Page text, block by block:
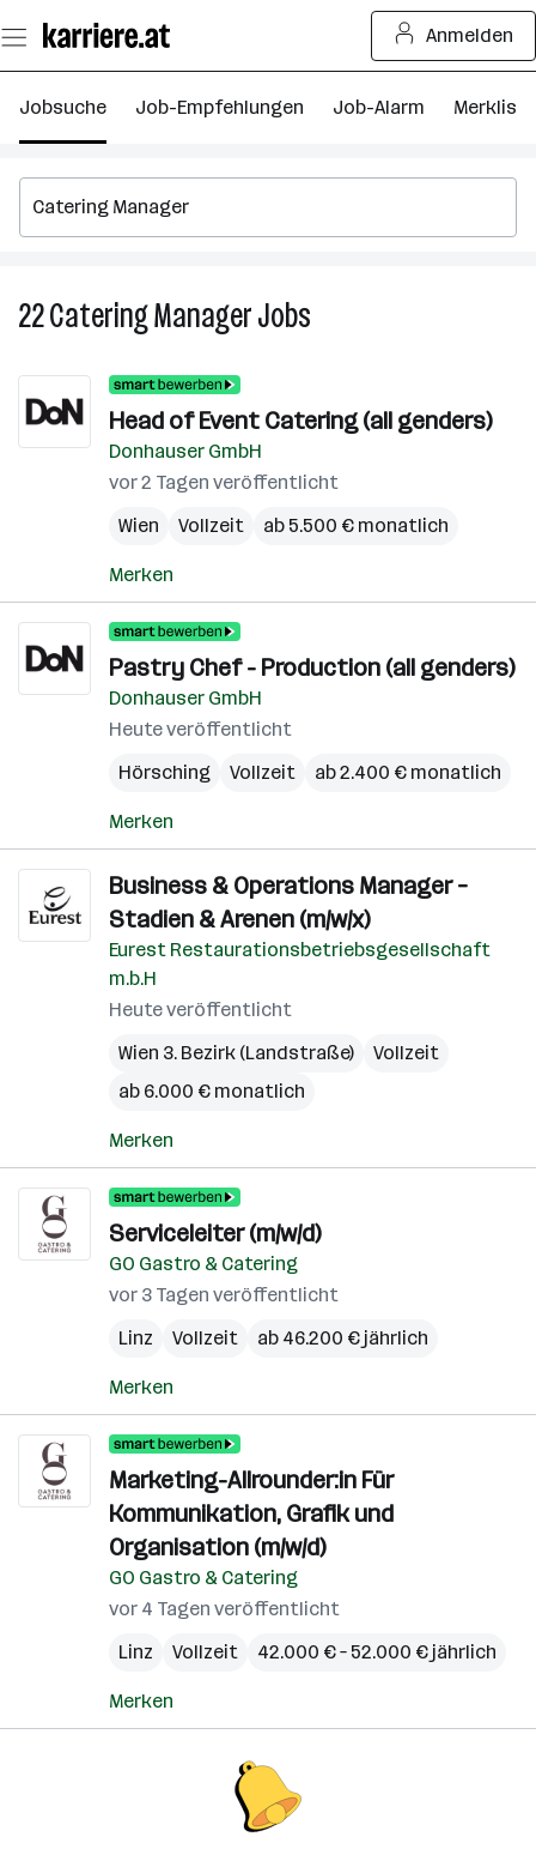
Seiteninhalt
springen
Anmelden
Jobsuche Job-Empfehlungen Job-Alarm Merkliste
22Catering ManagerJobs
Head of Event Catering (all genders)
Donhauser GmbH
vor 2 Tagen veröffentlicht
Wien
Vollzeit ab 5.500 € monatlich
Merken
Pastry Chef - Production (all genders)
Donhauser GmbH
Heute veröffentlicht
Hörsching
Vollzeit ab 2.400 € monatlich
Merken
Business & Operations Manager –
Stadien & Arenen (m/w/x)
Eurest Restaurationsbetriebsgesellschaft
m.b.H
Heute veröffentlicht
Wien 3. Bezirk (Landstraße)
Vollzeit
ab 6.000 € monatlich
Merken
Serviceleiter (m/w/d)
GO Gastro & Catering
vor 3 Tagen veröffentlicht
Linz
Vollzeit ab 46.200 € jährlich
Merken
Marketing-Allrounder:in Für
Kommunikation, Grafik und
Organisation (m/w/d)
GO Gastro & Catering
vor 4 Tagen veröffentlicht
Linz
Vollzeit 42.000 € – 52.000 € jährlich
Merken